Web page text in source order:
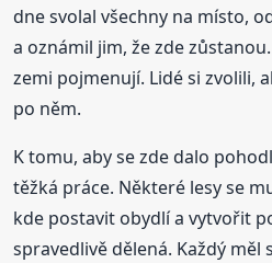
dne svolal všechny na místo,
a oznámil jim, že zde
zemi pojmenují. Lidé si zvolili,
po něm.
K tomu, aby se zde dalo
těžká práce. Některé lesy se
kde postavit obydlí a vytvořit
spravedlivě dělená. Každý měl